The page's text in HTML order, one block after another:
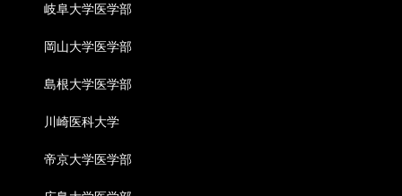
岐阜大学医学部
岡山大学医学部
島根大学医学部
川崎医科大学
帝京大学医学部